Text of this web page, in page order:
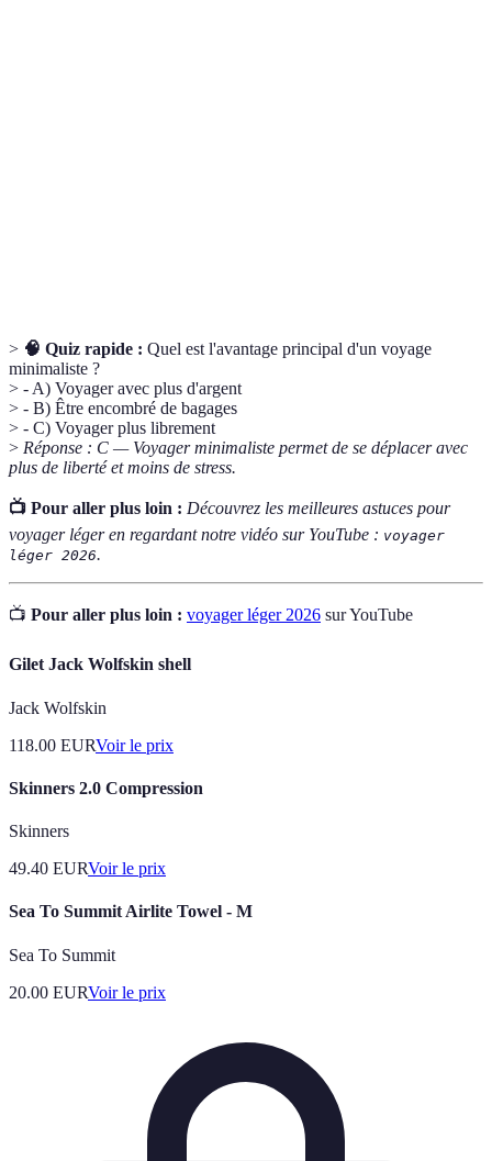
> 🧠 Quiz rapide : Quel est l'avantage principal d'un voyage
minimaliste ?
> - A) Voyager avec plus d'argent
> - B) Être encombré de bagages
> - C) Voyager plus librement
> Réponse : C — Voyager minimaliste permet de se déplacer avec
plus de liberté et moins de stress.
📺 Pour aller plus loin : Découvrez les meilleures astuces pour
voyager léger en regardant notre vidéo sur YouTube : voyager
léger 2026.
📺 Pour aller plus loin : voyager léger 2026 sur YouTube
Gilet Jack Wolfskin shell
Jack Wolfskin
118.00 EURVoir le prix
Skinners 2.0 Compression
Skinners
49.40 EURVoir le prix
Sea To Summit Airlite Towel - M
Sea To Summit
20.00 EURVoir le prix